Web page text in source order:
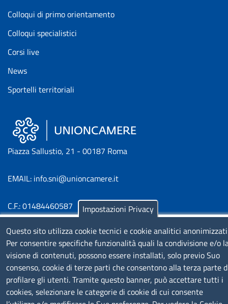
Colloqui di primo orientamento
Colloqui specialistici
Corsi live
News
Sportelli territoriali
Piazza Sallustio, 21 - 00187 Roma
EMAIL: info.sni@unioncamere.it
C.F.: 01484460587
P.Iva: 01000211001
SERVIZIO REALIZZATO DA
Impostazioni Privacy
Questo sito utilizza cookie tecnici e cookie analitici
Per consentire specifiche funzionalità quali la condivisione e/o
visione di contenuti, possono essere installati, solo previo Suo
consenso, cookie di terze parti che consentono alla terza parte
profilare gli utenti. Tramite questo banner, può accettare tutti i
cookies, selezionare le categorie di cookie di cui consente